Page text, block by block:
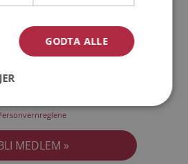
GODTA ALLE